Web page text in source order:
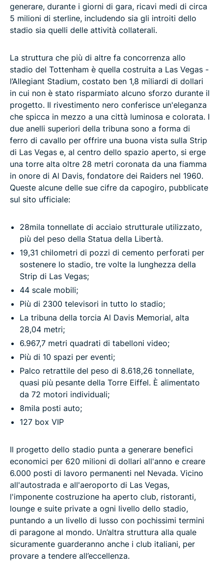
generare, durante i giorni di gara, ricavi medi di circa
5 milioni di sterline, includendo sia gli introiti dello
stadio sia quelli delle attività collaterali.
La struttura che più di altre fa concorrenza allo
stadio del Tottenham è quella costruita a Las Vegas -
l’Allegiant Stadium, costato ben 1,8 miliardi di dollari
in cui non è stato risparmiato alcuno sforzo durante il
progetto. Il rivestimento nero conferisce un'eleganza
che spicca in mezzo a una città luminosa e colorata. I
due anelli superiori della tribuna sono a forma di
ferro di cavallo per offrire una buona vista sulla Strip
di Las Vegas e, al centro dello spazio aperto, si erge
una torre alta oltre 28 metri coronata da una fiamma
in onore di Al Davis, fondatore dei Raiders nel 1960.
Queste alcune delle sue cifre da capogiro, pubblicate
sul sito ufficiale:
28mila tonnellate di acciaio strutturale utilizzato,
più del peso della Statua della Libertà.
19,31 chilometri di pozzi di cemento perforati per
sostenere lo stadio, tre volte la lunghezza della
Strip di Las Vegas;
44 scale mobili;
Più di 2300 televisori in tutto lo stadio;
La tribuna della torcia Al Davis Memorial, alta
28,04 metri;
6.967,7 metri quadrati di tabelloni video;
Più di 10 spazi per eventi;
Palco retrattile del peso di 8.618,26 tonnellate,
quasi più pesante della Torre Eiffel. È alimentato
da 72 motori individuali;
8mila posti auto;
127 box VIP
Il progetto dello stadio punta a generare benefici
economici per 620 milioni di dollari all'anno e creare
6.000 posti di lavoro permanenti nel Nevada. Vicino
all'autostrada e all'aeroporto di Las Vegas,
l'imponente costruzione ha aperto club, ristoranti,
lounge e suite private a ogni livello dello stadio,
puntando a un livello di lusso con pochissimi termini
di paragone al mondo. Un’altra struttura alla quale
sicuramente guarderanno anche i club italiani, per
provare a tendere all’eccellenza.